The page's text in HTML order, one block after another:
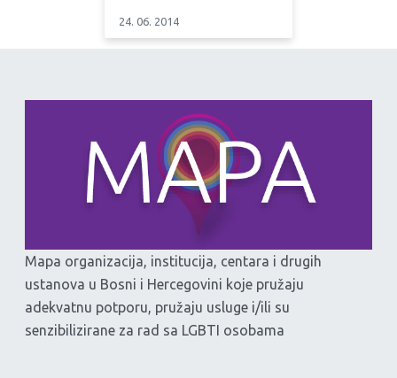
24. 06. 2014
Mapa organizacija, institucija, centara i drugih
ustanova u Bosni i Hercegovini koje pružaju
adekvatnu potporu, pružaju usluge i/ili su
senzibilizirane za rad sa LGBTI osobama